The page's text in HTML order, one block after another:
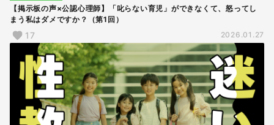
【掲示板の声×公認心理師】「叱らない育児」ができなくて、怒ってし
まう私はダメですか？（第1回）
17 2026.01.27